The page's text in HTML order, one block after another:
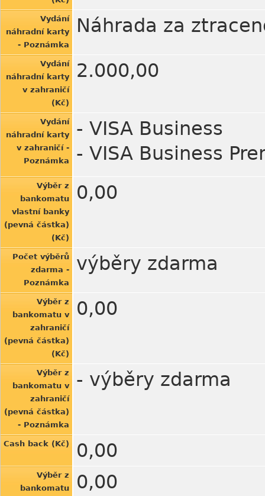
Vydání
náhradní karty
- Poznámka
Náhrada za
Vydání
náhradní karty
v zahraničí
(Kč)
2.000,00
Vydání
náhradní karty
v zahraničí -
Poznámka
- VISA Business
- VISA Business
Výběr z
bankomatu
vlastní banky
(pevná částka)
(Kč)
0,00
Počet výběrů
zdarma -
Poznámka
výběry zdarma
Výběr z
bankomatu v
zahraničí
(pevná částka)
(Kč)
0,00
Výběr z
bankomatu v
zahraničí
(pevná částka)
- Poznámka
- výběry zdarma
Cash back (Kč) 0,00
Výběr z
bankomatu
0,00